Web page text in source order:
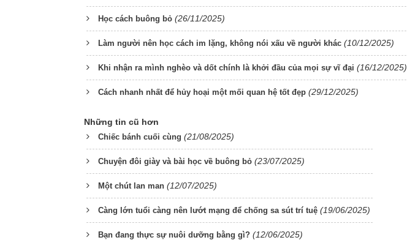
Học cách buông bỏ (26/11/2025)
Làm người nên học cách im lặng, không nói xấu về người khác (10/12/2025)
Khi nhận ra mình nghèo và dốt chính là khởi đầu của mọi sự vĩ đại (16/12/2025)
Cách nhanh nhất để hủy hoại một mối quan hệ tốt đẹp (29/12/2025)
Những tin cũ hơn
Chiếc bánh cuối cùng (21/08/2025)
Chuyện đôi giày và bài học về buông bỏ (23/07/2025)
Một chút lan man (12/07/2025)
Càng lớn tuổi càng nên lướt mạng để chống sa sút trí tuệ (19/06/2025)
Bạn đang thực sự nuôi dưỡng bằng gì? (12/06/2025)